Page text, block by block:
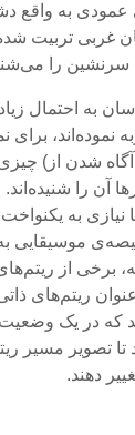
به واقع
غربی تربیت‌
را
به احتمال زیاد
نموده‌اند، برای
شدن از)
آن را
به یکنواخت
موسیقایی
برخی از
کوبیک، ۱۹۶۲ با عنوان
که در یک
تصویر مسیر
دهند.